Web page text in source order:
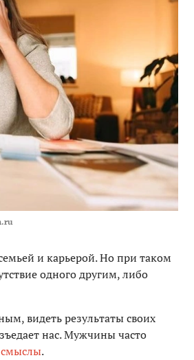
и карьерой. Но при таком
одного другим, либо
видеть результаты своих
нас. Мужчины часто
смыслы.